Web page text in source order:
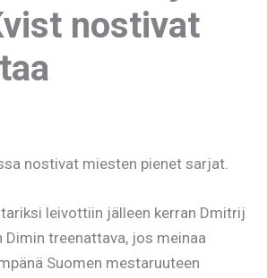
nostivat
nostivat miesten pienet sarjat.
leivottiin jälleen kerran Dmitrij
Dimin treenattava, jos meinaa
Suomen mestaruuteen